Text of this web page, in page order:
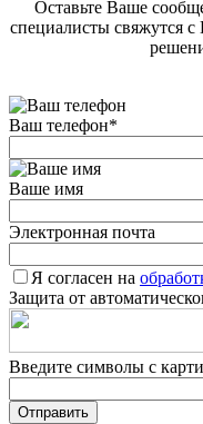
Оставьте Ваше
специалисты свяжутся
Ваш телефон*
Ваше имя
Электронная почта
Я согласен на
Защита от
Введите символы с